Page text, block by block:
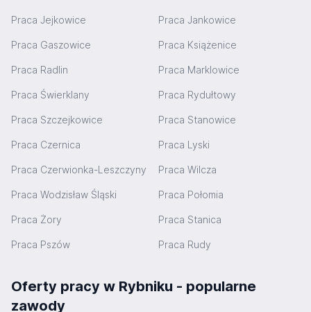
Praca Jejkowice Praca Jankowice
Praca Gaszowice Praca Książenice
Praca Radlin Praca Marklowice
Praca Świerklany Praca Rydułtowy
Praca Szczejkowice Praca Stanowice
Praca Czernica Praca Lyski
Praca Czerwionka-Leszczyny Praca Wilcza
Praca Wodzisław Śląski Praca Połomia
Praca Żory Praca Stanica
Praca Pszów Praca Rudy
Oferty pracy w Rybniku - popularne
zawody